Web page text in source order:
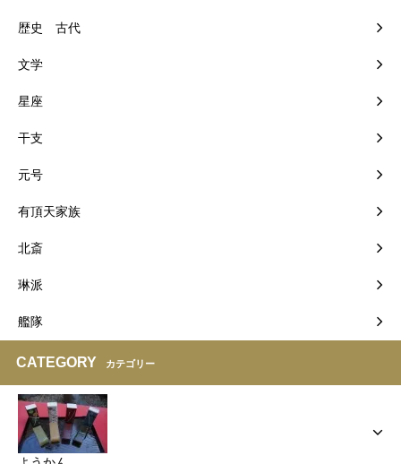
歴史 古代
文学
星座
干支
元号
有頂天家族
北斎
琳派
艦隊
CATEGORY カテゴリー